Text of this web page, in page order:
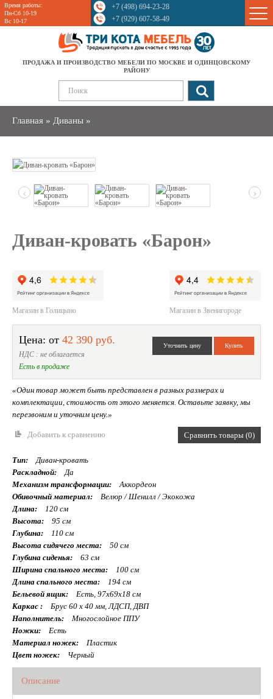
Время работы:
Пн-Сб 10-19
Вс 10-17
+7 (498) 694-23-28
+7 (929) 607-58-49
ПРОДАЖА И ПРОИЗВОДСТВО МЕБЕЛИ ПО МОСКВЕ И ОДИНЦОВСКОМУ
РАЙОНУ
Главная » Диваны »
Sale
‹ ›
Диван-кровать «Барон»
Магазин в Голицыно Магазин в Звенигороде
Цена: от 42 390 руб.
НДС : не облагается
Есть в продаже
«Один товар может быть представлен в разных размерах и
комплектации, стоимость от этого меняется. Оставьте заявку, мы
перезвоним и уточним цену.»
Добавить к сравнению Сравнить товары (0)
Тип:
Диван-кровать
Раскладной:
Да
Механизм трансформации:
Аккордеон
Обивочный материал:
Велюр / Шенилл / Экокожа
Длина:
120 см
Высота:
95 см
Глубина:
110 см
Высота сидячего места:
50 см
Глубина сиденья:
63 см
Ширина спального места:
100 см
Длина спального места:
194 см
Бельевой ящик:
Есть, 97x69x18 см
Каркас :
Брус 60 x 40 мм, ЛДСП, ДВП
Наполнитель:
Многослойное ППУ
Ножки:
Есть
Материал ножек:
Пластик
Цвет ножек:
Черный
Описание